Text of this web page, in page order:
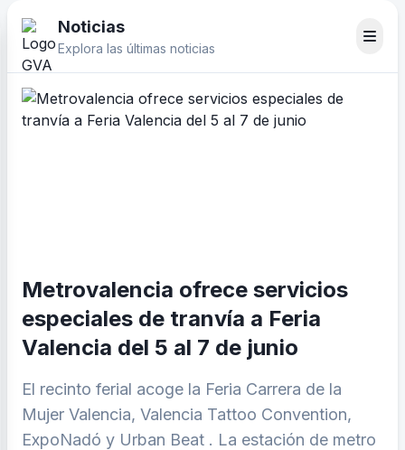
Noticias
Explora las últimas noticias
Metrovalencia ofrece servicios
especiales de tranvía a Feria
Valencia del 5 al 7 de junio
El recinto ferial acoge la Feria Carrera de la
Mujer Valencia, Valencia Tattoo Convention,
ExpoNadó y Urban Beat . La estación de metro